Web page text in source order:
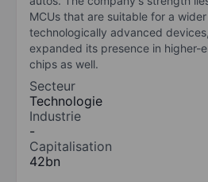
MCUs that are suitable for a
technologically advanced
expanded its presence in higher-
chips as well.
Secteur
Technologie
Industrie
-
Capitalisation
42bn